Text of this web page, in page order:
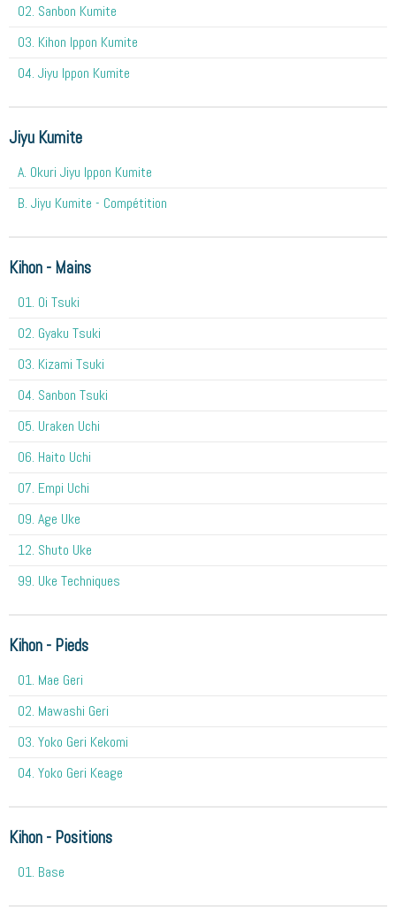
02. Sanbon Kumite
03. Kihon Ippon Kumite
04. Jiyu Ippon Kumite
Jiyu Kumite
A. Okuri Jiyu Ippon Kumite
B. Jiyu Kumite - Compétition
Kihon - Mains
O1. Oi Tsuki
02. Gyaku Tsuki
03. Kizami Tsuki
04. Sanbon Tsuki
05. Uraken Uchi
06. Haito Uchi
07. Empi Uchi
09. Age Uke
12. Shuto Uke
99. Uke Techniques
Kihon - Pieds
01. Mae Geri
02. Mawashi Geri
03. Yoko Geri Kekomi
04. Yoko Geri Keage
Kihon - Positions
01. Base